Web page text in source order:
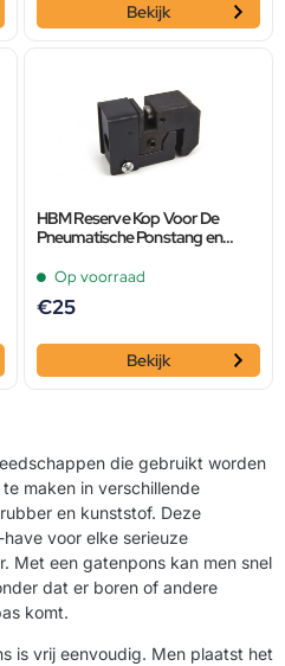
Bekijk
HBM Reserve Kop Voor De
Pneumatische Ponstang en
Op voorraad
€25
Bekijk
die gebruikt worden
maken in verschillende
en kunststof. Deze
voor elke serieuze
Met een gatenpons kan men snel
dat er boren of andere
komt.
is vrij eenvoudig. Men plaatst het